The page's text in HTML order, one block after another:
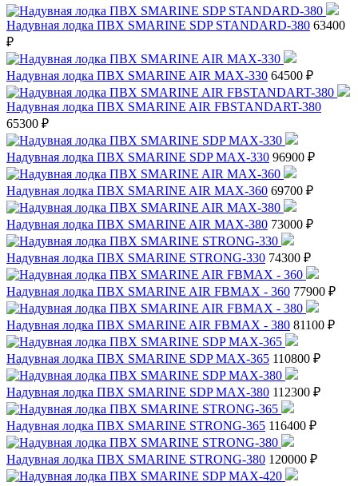
Надувная лодка ПВХ SMARINE SDP STANDARD-380 63400
₽
Надувная лодка ПВХ SMARINE AIR MAX-330 64500 ₽
Надувная лодка ПВХ SMARINE AIR FBSTANDART-380
65300 ₽
Надувная лодка ПВХ SMARINE SDP MAX-330 96900 ₽
Надувная лодка ПВХ SMARINE AIR MAX-360 69700 ₽
Надувная лодка ПВХ SMARINE AIR MAX-380 73000 ₽
Надувная лодка ПВХ SMARINE STRONG-330 74300 ₽
Надувная лодка ПВХ SMARINE AIR FBMAX - 360 77900 ₽
Надувная лодка ПВХ SMARINE AIR FBMAX - 380 81100 ₽
Надувная лодка ПВХ SMARINE SDP MAX-365 110800 ₽
Надувная лодка ПВХ SMARINE SDP MAX-380 112300 ₽
Надувная лодка ПВХ SMARINE STRONG-365 116400 ₽
Надувная лодка ПВХ SMARINE STRONG-380 120000 ₽